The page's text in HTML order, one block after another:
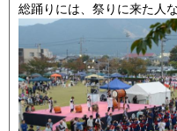
総踊りには、祭りに来た人